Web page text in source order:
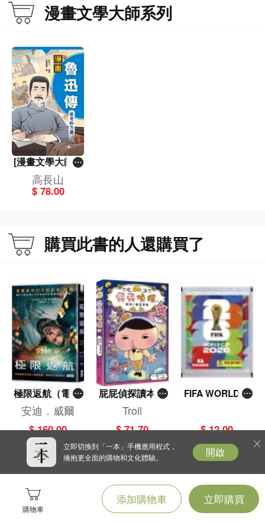
購物車
添加購物車 立即購買
漫畫文學大師系列
[漫畫文學大師系
列]漫畫魯迅傳：
思考的力量
高長山
$ 78.00
購買此書的人還購買了
極限返航（電影
書衣典藏版）
（獨家收錄作者
訪談）
安迪．威爾
$ 160.00
屁屁偵探讀本(1
3)－－對決！怪
篇）
Troll
$ 71.70
FIFA WORLD C
包）
$ 12.00
立即切換到「一本」手機應用程式，
擁抱更全面的購物和文化體驗。
開啟